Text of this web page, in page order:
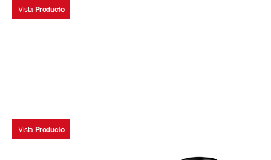
Vista Producto
Vista Producto